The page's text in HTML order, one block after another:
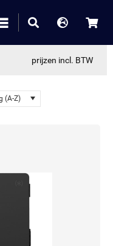
prijzen incl. BTW
(A-Z)